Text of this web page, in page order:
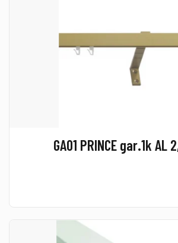
GA01 PRINCE gar.1k AL